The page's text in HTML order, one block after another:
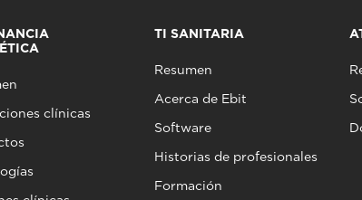
clínicas
TI SANITARIA
Resumen
Acerca de Ebit
Software
Historias de profesionales
Formación